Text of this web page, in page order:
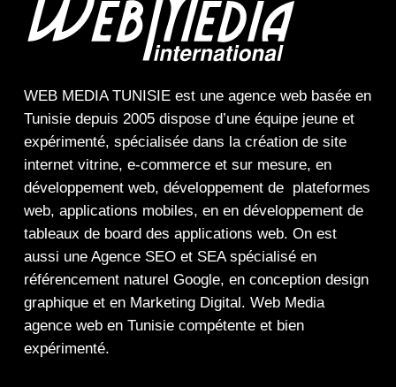
WEB MEDIA TUNISIEest une agence webbasée en
Tunisie depuis 2005 dispose d’une équipe jeune et
expérimenté, spécialisée dans la création de site
internet vitrine, e-commerceet sur mesure, en
développement web, développement de plateformes
web, applications mobiles, en en développement de
tableaux de boarddes applications web. On est
aussi une Agence SEOet SEAspécialisé en
référencement naturel Google, en conception design
graphiqueet en Marketing Digital. Web Media
agence web en Tunisie compétente et bien
expérimenté.